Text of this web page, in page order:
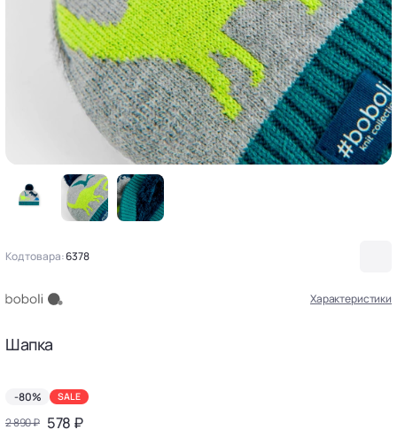
Код товара:6378
Характеристики
Шапка
-80% SALE
2 890 ₽ 578 ₽